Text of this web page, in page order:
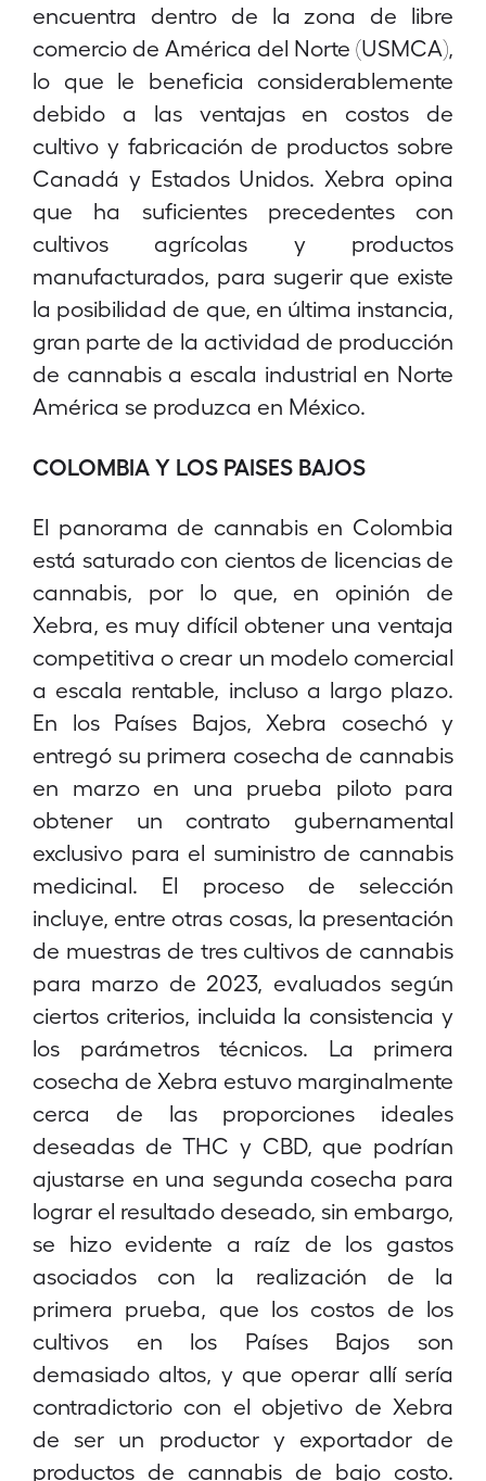
encuentra dentro de la zona de libre
comercio de América del Norte (USMCA),
lo que le beneficia considerablemente
debido a las ventajas en costos de
cultivo y fabricación de productos sobre
Canadá y Estados Unidos. Xebra opina
que ha suficientes precedentes con
cultivos agrícolas y productos
manufacturados, para sugerir que existe
la posibilidad de que, en última instancia,
gran parte de la actividad de producción
de cannabis a escala industrial en Norte
América se produzca en México.
COLOMBIA Y LOS PAISES BAJOS
El panorama de cannabis en Colombia
está saturado con cientos de licencias de
cannabis, por lo que, en opinión de
Xebra, es muy difícil obtener una ventaja
competitiva o crear un modelo comercial
a escala rentable, incluso a largo plazo.
En los Países Bajos, Xebra cosechó y
entregó su primera cosecha de cannabis
en marzo en una prueba piloto para
obtener un contrato gubernamental
exclusivo para el suministro de cannabis
medicinal. El proceso de selección
incluye, entre otras cosas, la presentación
de muestras de tres cultivos de cannabis
para marzo de 2023, evaluados según
ciertos criterios, incluida la consistencia y
los parámetros técnicos. La primera
cosecha de Xebra estuvo marginalmente
cerca de las proporciones ideales
deseadas de THC y CBD, que podrían
ajustarse en una segunda cosecha para
lograr el resultado deseado, sin embargo,
se hizo evidente a raíz de los gastos
asociados con la realización de la
primera prueba, que los costos de los
cultivos en los Países Bajos son
demasiado altos, y que operar allí sería
contradictorio con el objetivo de Xebra
de ser un productor y exportador de
productos de cannabis de bajo costo.